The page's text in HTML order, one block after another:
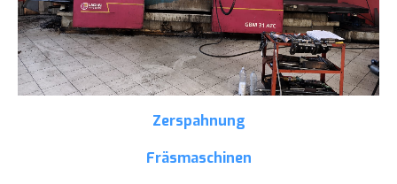
Zerspahnung
Fräsmaschinen